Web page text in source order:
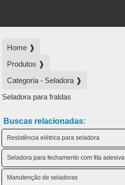
Home ❱
Produtos ❱
Categoria - Seladora ❱
Seladora para fraldas
Buscas relacionadas:
Resistência elétrica para seladora
Seladora para fechamento com fita adesiva
Manutenção de seladoras